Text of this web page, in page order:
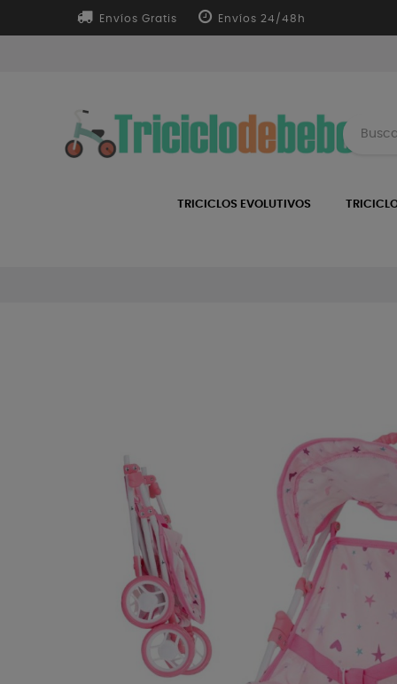
Envíos Gratis Envíos 24/48h
TRICICLOS EVOLUTIVOS